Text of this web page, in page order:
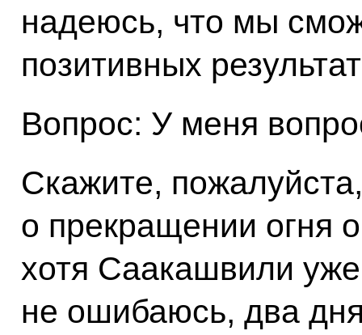
надеюсь, что мы
позитивных
Вопрос: У меня
Скажите,
о прекращении огня
хотя Саакашвили
не ошибаюсь, два